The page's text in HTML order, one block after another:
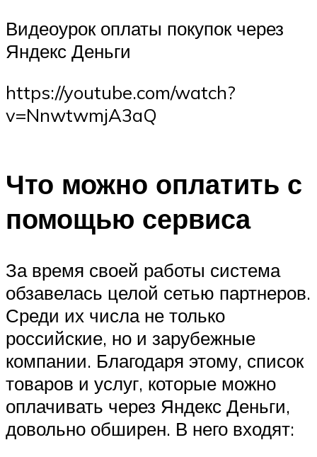
Видеоурок оплаты покупок через
Яндекс Деньги
https://youtube.com/watch?
v=NnwtwmjA3aQ
Что можно оплатить с
помощью сервиса
За время своей работы система
обзавелась целой сетью партнеров.
Среди их числа не только
российские, но и зарубежные
компании. Благодаря этому, список
товаров и услуг, которые можно
оплачивать через Яндекс Деньги,
довольно обширен. В него входят: